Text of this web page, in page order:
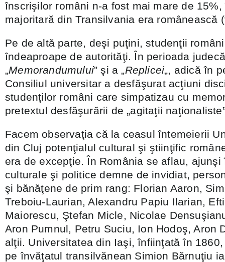
înscrişilor români n-a fost mai mare de
majoritară din Transilvania era românească
Pe de altă parte, deşi puţini, studenţii
îndeaproape de autorităţi. În perioada
„Memorandumului” şi a „Replicei„, adică în
Consiliul universitar a desfăşurat acţiuni
studenţilor români care simpatizau cu
pretextul desfăşurării de „agitaţii
Facem observaţia că la ceasul întemeierii
din Cluj potenţialul cultural şi ştiinţific
era de excepţie. În România se aflau,
culturale şi politice demne de invidiat,
şi bănăţene de prim rang: Florian Aaron,
Treboiu-Laurian, Alexandru Papiu Ilarian,
Maiorescu, Ştefan Micle, Nicolae
Aron Pumnul, Petru Suciu, Ion Hodoş, Aron
alţii. Universitatea din Iaşi, înfiinţată în
pe învăţatul transilvănean Simion Bărnuţiu